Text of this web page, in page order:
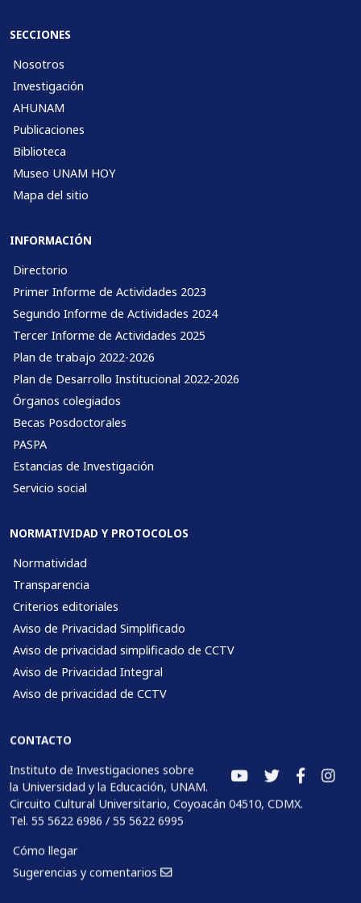
SECCIONES
Nosotros
Investigación
AHUNAM
Publicaciones
Biblioteca
Museo UNAM HOY
Mapa del sitio
INFORMACIÓN
Directorio
Primer Informe de Actividades 2023
Segundo Informe de Actividades 2024
Tercer Informe de Actividades 2025
Plan de trabajo 2022-2026
Plan de Desarrollo Institucional 2022-2026
Órganos colegiados
Becas Posdoctorales
PASPA
Estancias de Investigación
Servicio social
NORMATIVIDAD Y PROTOCOLOS
Normatividad
Transparencia
Criterios editoriales
Aviso de Privacidad Simplificado
Aviso de privacidad simplificado de CCTV
Aviso de Privacidad Integral
Aviso de privacidad de CCTV
CONTACTO
Instituto de Investigaciones sobre
la Universidad y la Educación, UNAM.
Circuito Cultural Universitario, Coyoacán 04510, CDMX.
Tel. 55 5622 6986 / 55 5622 6995
Cómo llegar
Sugerencias y comentarios